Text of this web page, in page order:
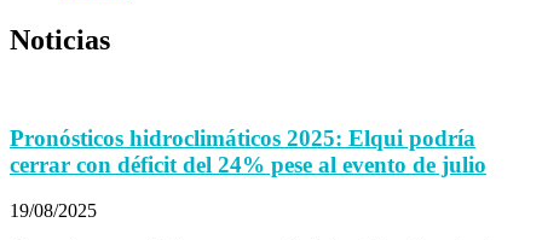
Noticias
Pronósticos hidroclimáticos 2025: Elqui podría
cerrar con déficit del 24% pese al evento de julio
19/08/2025